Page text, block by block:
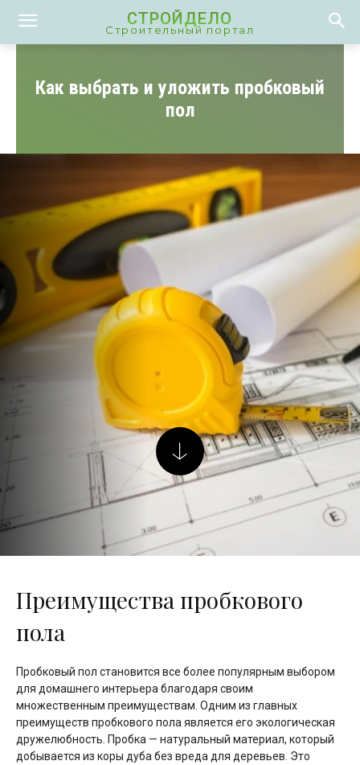
СТРОЙДЕЛО
Строительный портал
Как выбрать и уложить пробковый
пол
Преимущества пробкового
пола
Пробковый пол становится все более популярным выбором
для домашнего интерьера благодаря своим
множественным преимуществам. Одним из главных
преимуществ пробкового пола является его экологическая
дружелюбность. Пробка — натуральный материал, который
добывается из коры дуба без вреда для деревьев. Это